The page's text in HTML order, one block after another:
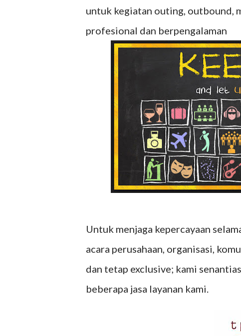
untuk kegiatan outing, outbound,
profesional dan berpengalaman
Untuk menjaga kepercayaan
acara perusahaan, organisasi,
dan tetap exclusive; kami
beberapa jasa layanan kami.